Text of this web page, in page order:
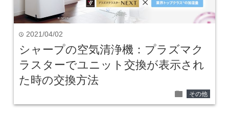
time 2021/04/02
シャープの空気清浄機：プラズマク
ラスターでユニット交換が表示され
た時の交換方法
folder その他